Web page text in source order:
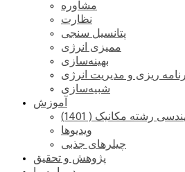
مشاوره
نظارت
پتانسیل سنجی
ممیزی انرژی
بهینه‌سازی
ریزی و مدیریت انرژی
شبیه‌سازی
آموزش
رشته مکانیک ( 1401)
ویدیوها
چیلرهای جذبی
پژوهش و تحقیق